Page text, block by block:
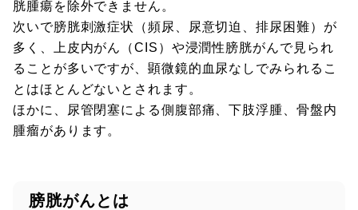
胱腫瘍を除外できません。
次いで膀胱刺激症状（頻尿、尿意切迫、排尿困難）が
多く、上皮内がん（CIS）や浸潤性膀胱がんで見られ
ることが多いですが、顕微鏡的血尿なしでみられるこ
とはほとんどないとされます。
ほかに、尿管閉塞による側腹部痛、下肢浮腫、骨盤内
腫瘤があります。
膀胱がんとは